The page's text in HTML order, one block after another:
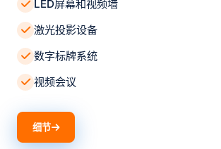
LED屏幕和视频墙
激光投影设备
数字标牌系统
视频会议
细节